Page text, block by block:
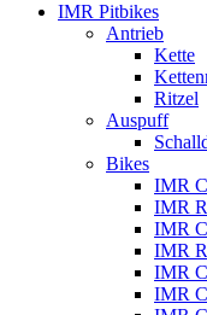
IMR Pitbikes
Antrieb
Kette
Ritzel
Auspuff
Bikes
IMR
IMR
IMR
IMR
IMR
IMR